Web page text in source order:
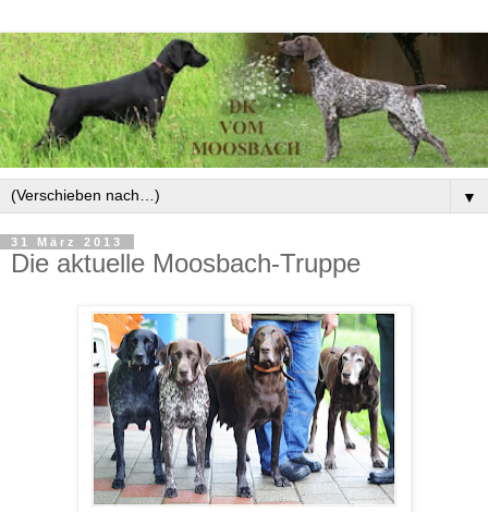
▼
31 März 2013
Die aktuelle Moosbach-Truppe